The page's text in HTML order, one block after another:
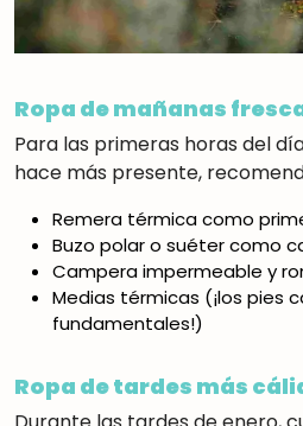
Ropa de mañanas
Para las primeras horas del
hace más presente,
Remera térmica como
Buzo polar o suéter como
Campera impermeable y
Medias térmicas (¡los pies
fundamentales!)
Ropa de tardes más